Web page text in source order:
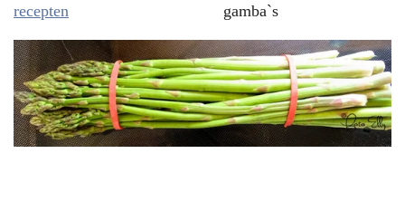
recepten
gamba`s